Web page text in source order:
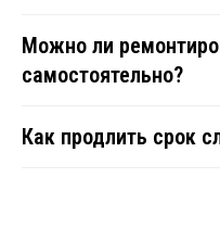
Можно ли
самостоятельно?
Как продлить срок